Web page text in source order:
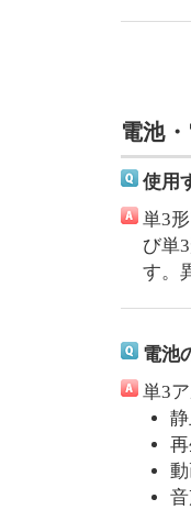
電池
使用
単3
び単
す。
電池
単3